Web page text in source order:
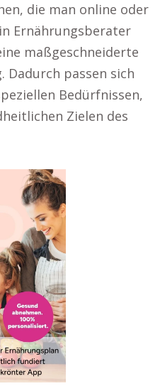
die man online oder
Ernährungsberater
maßgeschneiderte
Dadurch passen sich
Bedürfnissen,
Zielen des